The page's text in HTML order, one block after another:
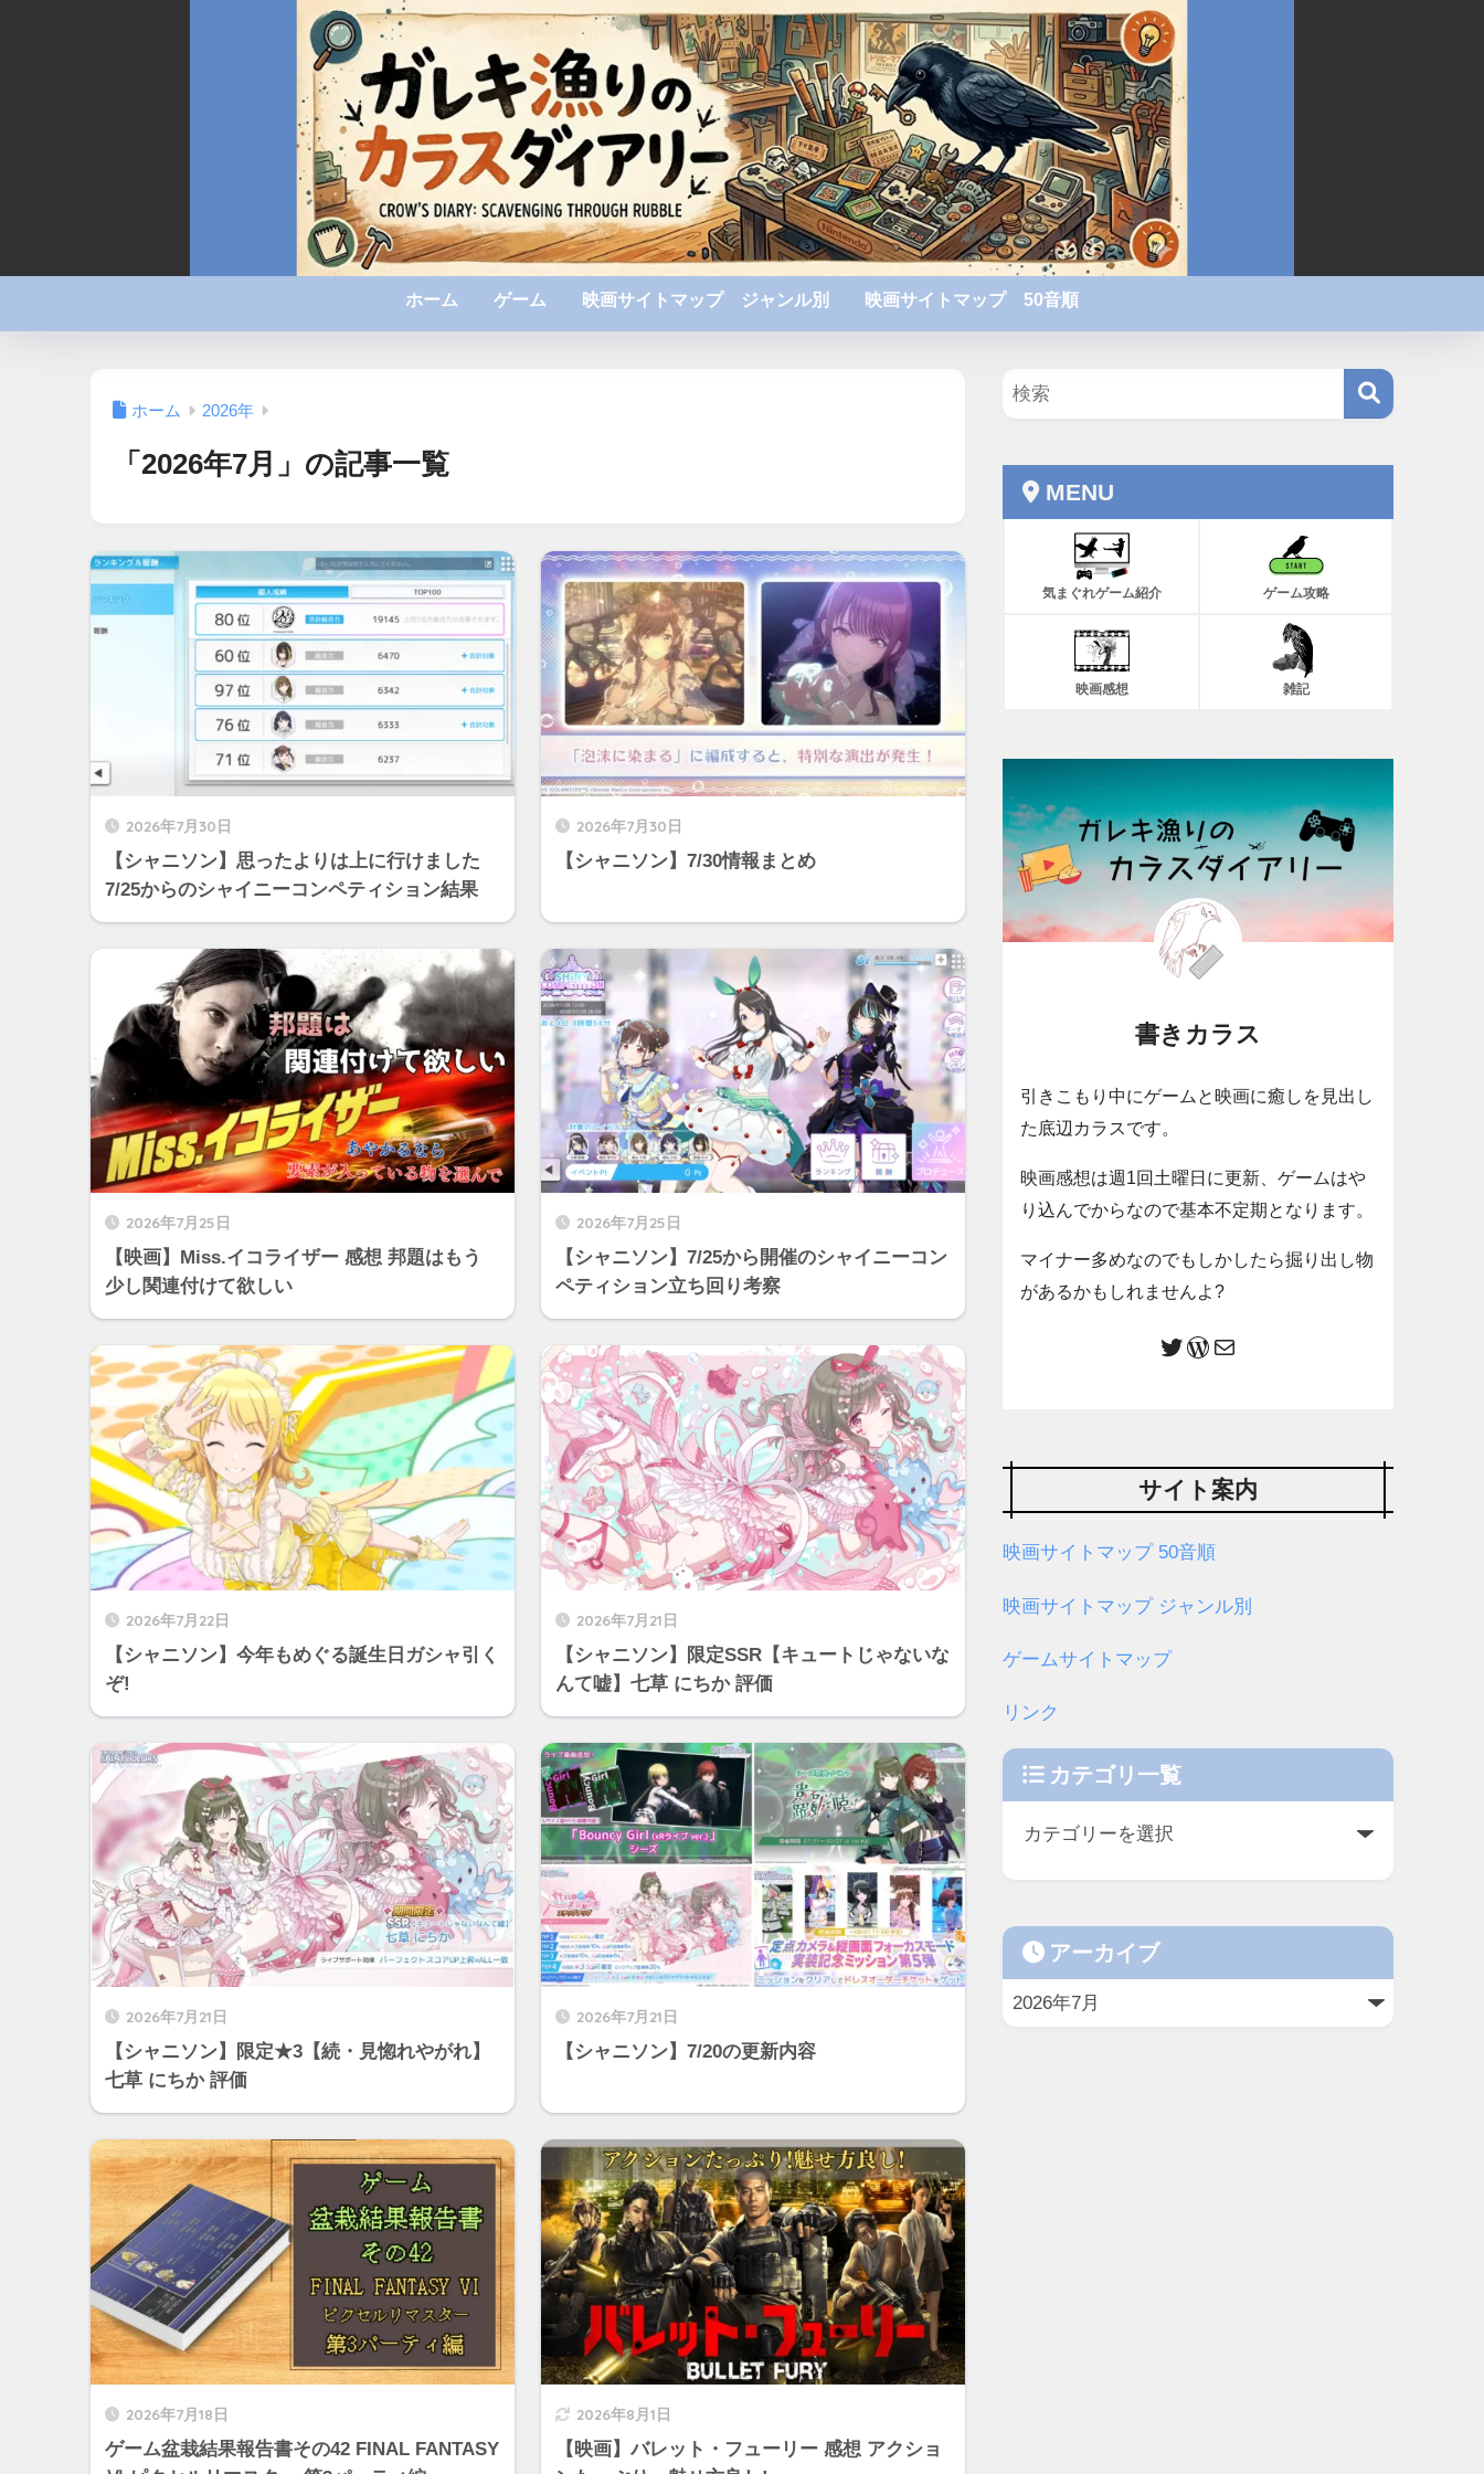
ホーム ゲーム 映画サイトマップ ジャンル別 映画サイトマップ 50音順
ホーム 2026年
「2026年7月」の記事一覧
2026年7月30日
【シャニソン】思ったよりは上に行けました
7/25からのシャイニーコンペティション結果
2026年7月30日
【シャニソン】7/30情報まとめ
2026年7月25日
【映画】Miss.イコライザー 感想 邦題はもう
少し関連付けて欲しい
2026年7月25日
【シャニソン】7/25から開催のシャイニーコン
ペティション立ち回り考察
2026年7月22日
【シャニソン】今年もめぐる誕生日ガシャ引く
ぞ!
2026年7月21日
【シャニソン】限定SSR【キュートじゃないな
んて嘘】七草 にちか 評価
2026年7月21日
【シャニソン】限定★3【続・見惚れやがれ】
七草 にちか 評価
2026年7月21日
【シャニソン】7/20の更新内容
2026年7月18日
ゲーム盆栽結果報告書その42 FINAL FANTASY
2026年8月1日
【映画】バレット・フューリー 感想 アクショ
MENU
気まぐれゲーム紹介 ゲーム攻略
映画感想 雑記
書きカラス
引きこもり中にゲームと映画に癒しを見出し
た底辺カラスです。
映画感想は週1回土曜日に更新、ゲームはや
り込んでからなので基本不定期となります。
マイナー多めなのでもしかしたら掘り出し物
があるかもしれませんよ?
サイト案内
映画サイトマップ 50音順
映画サイトマップ ジャンル別
ゲームサイトマップ
リンク
カテゴリ一覧
アーカイブ